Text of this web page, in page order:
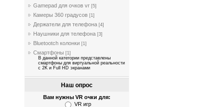
Gamepad для очков vr [5]
Камеры 360 градусов [1]
Держатели для телефона [4]
Наушники для телефона [3]
Bluetootch колонки [1]
Смартфоны [1]
В данной категории представлены
смартфоны для виртуальной реальности
с 2K и Full HD экранами
Наш опрос
Вам нужны VR очки для:
VR игр